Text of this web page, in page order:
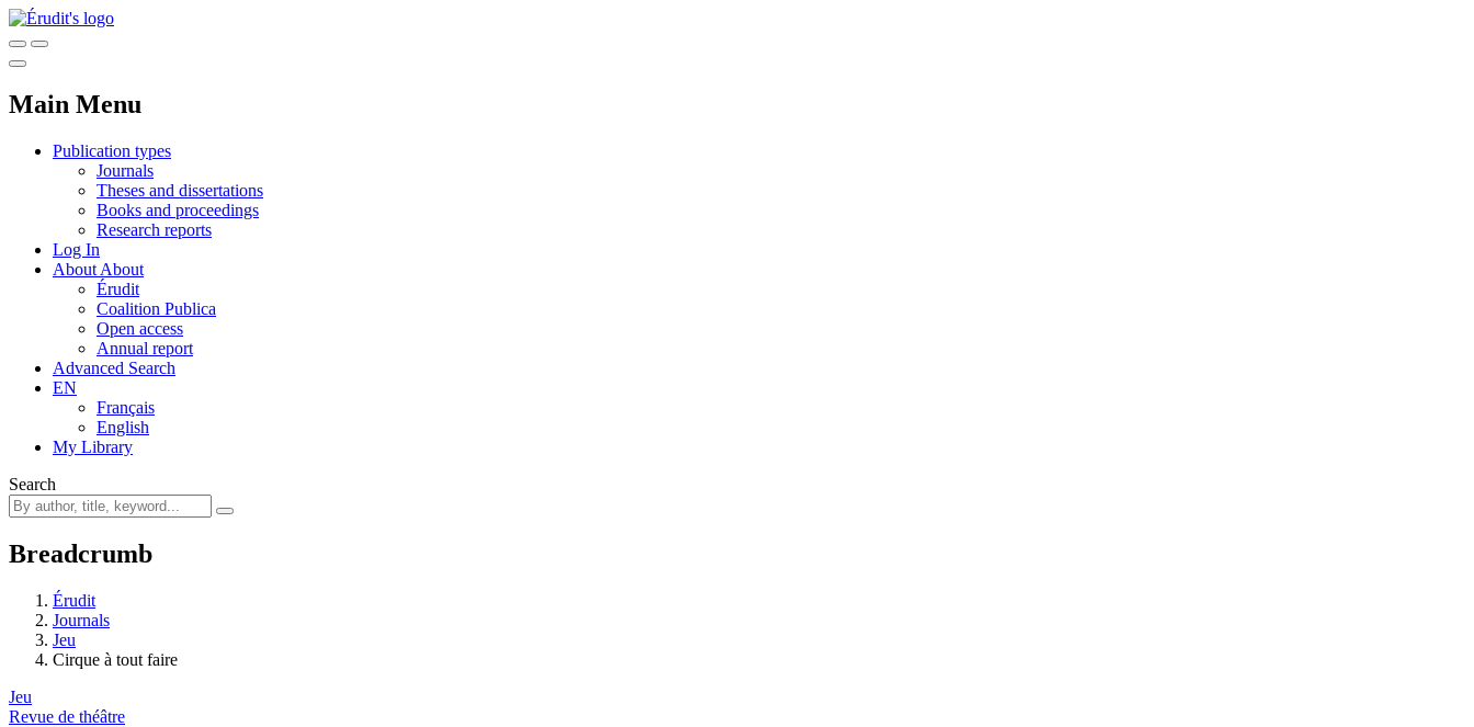
Main Menu
Publication types
Journals
Theses and dissertations
Books and proceedings
Research reports
Log In
About About
Érudit
Coalition Publica
Open access
Annual report
Advanced Search
EN
Français
English
My Library
Search
Breadcrumb
Érudit
Journals
Jeu
Cirque à tout faire
Jeu
Revue de théâtre